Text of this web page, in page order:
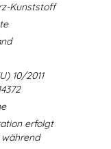
Kunststoff
10/2011
erfolgt